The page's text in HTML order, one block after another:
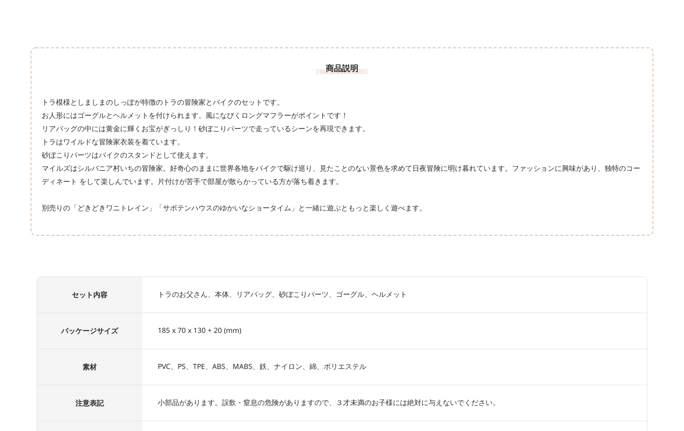
商品説明
トラ模様としましまのしっぽが特徴のトラの冒険家とバイクのセットです。
お人形にはゴーグルとヘルメットを付けられます。風になびくロングマフラーがポイントです！
リアバッグの中には黄金に輝くお宝がぎっしり！砂ぼこりパーツで走っているシーンを再現できます。
トラはワイルドな冒険家衣装を着ています。
砂ぼこりパーツはバイクのスタンドとして使えます。
マイルズはシルバニア村いちの冒険家。好奇心のままに世界各地をバイクで駆け巡り、見たことのない景色を求めて日夜冒険に明け暮れています。ファッションに興味があり、独特のコー
ディネート をして楽しんでいます。片付けが苦手で部屋が散らかっている方が落ち着きます。
別売りの「どきどきワニトレイン 」「サボテンハウスのゆかいなショータイム 」と一緒に遊ぶともっと楽しく遊べます。
セット内容 トラのお父さん、本体、リアバッグ、砂ぼこりパーツ、ゴーグル、ヘルメット
パッケージサイズ 185 x 70 x 130 + 20 (mm)
素材 PVC、PS、TPE、ABS、MABS、鉄、ナイロン、綿、ポリエステル
注意表記 小部品があります。誤飲・窒息の危険がありますので、３才未満のお子様には絶対に与えないでください。